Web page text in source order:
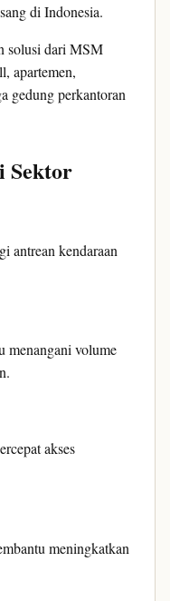
di Indonesia.
solusi dari MSM
apartemen,
gedung perkantoran
Sektor
antrean kendaraan
menangani volume
akses
meningkatkan